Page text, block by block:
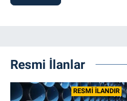
Resmi İlanlar
RESMİ İLANDIR